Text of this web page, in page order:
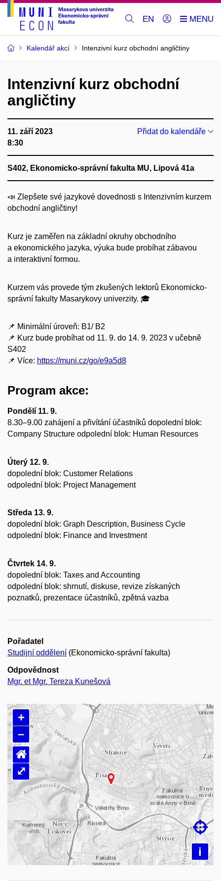
EN
Kalendář akcí Intenzivní kurz obchodní angličtiny
Intenzivní kurz obchodní
angličtiny
11. září 2023
8:30
Přidat do kalendáře
S402, Ekonomicko-správní fakulta MU, Lipová 41a
📣 Zlepšete své jazykové dovednosti s Intenzivním kurzem
obchodní angličtiny!
Kurz je zaměřen na základní okruhy obchodního
a ekonomického jazyka, výuka bude probíhat zábavou
a interaktivní formou.
Kurzem vás provede tým zkušených lektorů Ekonomicko-
správní fakulty Masarykovy univerzity. 🎓
📌 Minimální úroveň: B1/ B2
📌 Kurz bude probíhat od 11. 9. do 14. 9. 2023 v učebně
S402
📌 Více: https://muni.cz/go/e9a5d8
Program akce:
Pondělí 11. 9.
8.30–9.00 zahájení a přivítání účastníků dopolední blok:
Company Structure odpolední blok: Human Resources
Úterý 12. 9.
dopolední blok: Customer Relations
odpolední blok: Project Management
Středa 13. 9.
dopolední blok: Graph Description, Business Cycle
odpolední blok: Finance and Investment
Čtvrtek 14. 9.
dopolední blok: Taxes and Accounting
odpolední blok: shrnutí, diskuse, revize získaných
poznatků, prezentace účastníků, zpětná vazba
Pořadatel
Studijní oddělení (Ekonomicko-správní fakulta)
Odpovědnost
Mgr. et Mgr. Tereza Kunešová
Načítám mapu…
+
–
i

⌂
⤢